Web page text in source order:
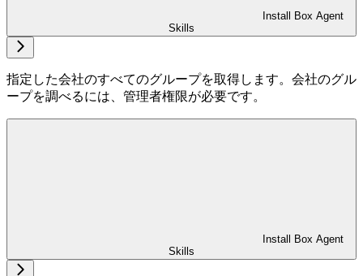
Install Box Agent
Skills
指定した会社のすべてのグループを取得します。会社のグル
ープを調べるには、管理者権限が必要です。
Install Box Agent
Skills